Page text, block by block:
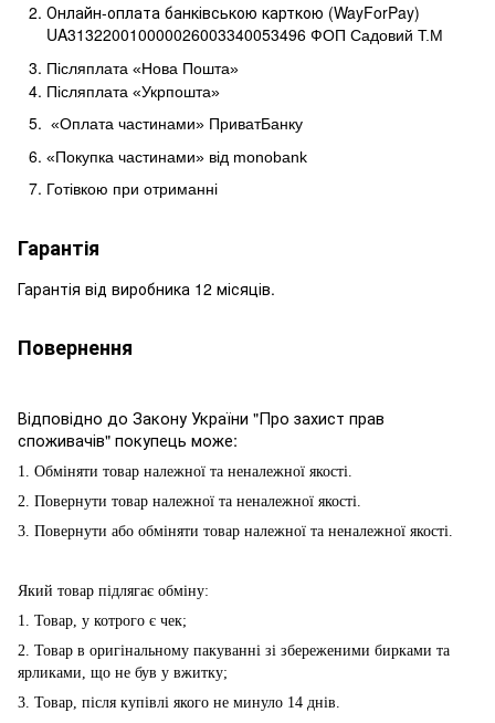
Онлайн-оплата банківською карткою (WayForPay)
UA313220010000026003340053496 ФОП Садовий Т.М
Післяплата «Нова Пошта»
Післяплата «Укрпошта»
«Оплата частинами» ПриватБанку
«Покупка частинами» від monobank
Готівкою при отриманні
Гарантія
Гарантія від виробника 12 місяців.
Повернення
Відповідно до Закону України "Про захист прав
споживачів" покупець може:
1. Обміняти товар належної та неналежної якості.
2. Повернути товар належної та неналежної якості.
3. Повернути або обміняти товар належної та неналежної якості.
Який товар підлягає обміну:
1. Товар, у котрого є чек;
2. Товар в оригінальному пакуванні зі збереженими бирками та
ярликами, що не був у вжитку;
3. Товар, після купівлі якого не минуло 14 днів.